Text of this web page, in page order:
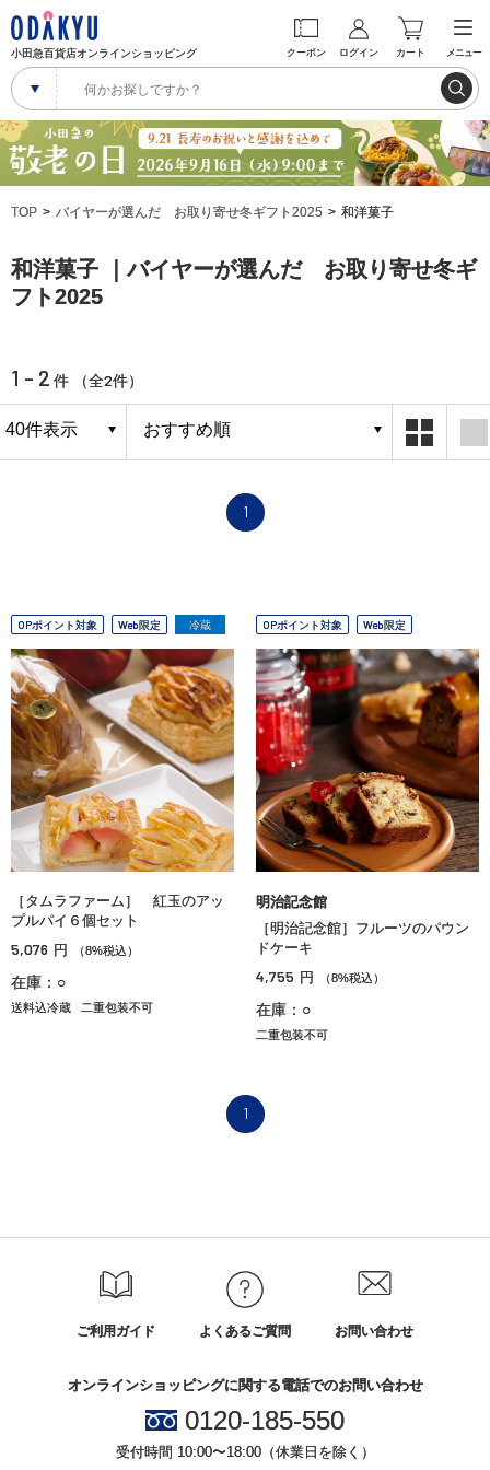
小田急百貨店オンラインショッピング クーポン ログイン カート メニュー
TOP バイヤーが選んだ お取り寄せ冬ギフト2025 和洋菓子
和洋菓子 ｜バイヤーが選んだ お取り寄せ冬ギ
フト2025
1 - 2 件 （全2件）
1
OPポイント対象 Web限定 冷蔵
［タムラファーム］ 紅玉のアッ
プルパイ６個セット
5,076 円 （8%税込）
在庫：○
送料込冷蔵 二重包装不可
OPポイント対象 Web限定
明治記念館
［明治記念館］フルーツのパウン
ドケーキ
4,755 円 （8%税込）
在庫：○
二重包装不可
1
ご利用ガイド よくあるご質問 お問い合わせ
オンラインショッピングに関する電話でのお問い合わせ
0120-185-550
受付時間 10:00〜18:00（休業日を除く）